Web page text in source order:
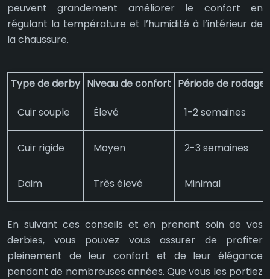
peuvent grandement améliorer le confort en
régulant la température et l’humidité à l’intérieur de
la chaussure.
Type de derby Niveau de confort Période de
Cuir souple Élevé 1-2 semaines
Cuir rigide Moyen 2-3 semaines
Daim Très élevé Minimal
En suivant ces conseils et en prenant soin de vos
derbies, vous pouvez vous assurer de profiter
pleinement de leur confort et de leur élégance
pendant de nombreuses années. Que vous les portiez